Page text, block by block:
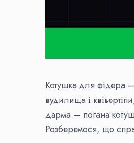
Котушка для фідера
вудилища і
дарма — погана
Розберемося, що